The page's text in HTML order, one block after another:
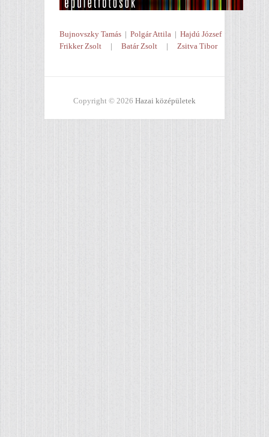
Bujnovszky Tamás | Polgár Attila | Hajdú József
Frikker Zsolt | Batár Zsolt | Zsitva Tibor
Copyright © 2026 Hazai középületek